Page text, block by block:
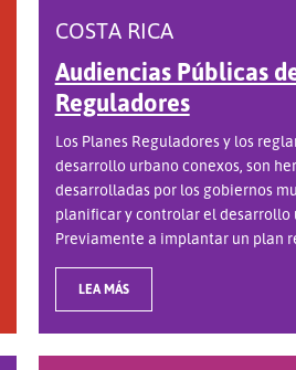
COSTA RICA
Audiencias Públicas
Reguladores
Los Planes Reguladores y los
desarrollo urbano conexos, son
desarrolladas por los gobiernos
planificar y controlar el desarrollo
Previamente a implantar un plan
LEA MÁS